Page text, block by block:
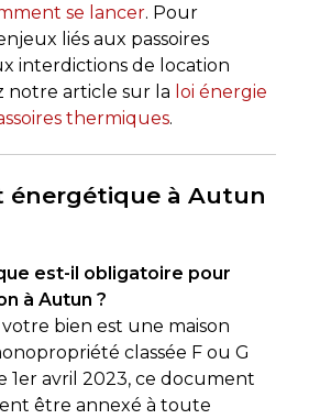
se lancer. Pour
liés aux passoires
interdictions de location
notre article sur la loi énergie
thermiques.
énergétique à Autun
est-il obligatoire pour
à Autun ?
bien est une maison
classée F ou G
1er avril 2023, ce document
être annexé à toute